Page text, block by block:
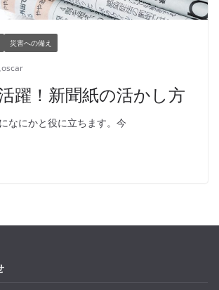
災害への備え
oscar
躍！新聞紙の活かし方
なにかと役に立ちます。今